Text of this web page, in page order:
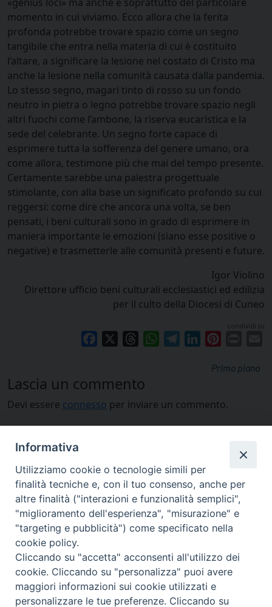
momento in cui viviamo. Ecco allora che la ferita
profonda potrebbe trovare spazio come un segno
tangibile che entra nella materia di cui è costituito
l’altare, a significare la lesione nel costato di Cristo ma
anche la lesione nella comunità causata dalla pandemia.
Lo stesso segno, magari tinto di rosso su un fondo
neutro in pietra o legno potrebbe trovare spazio negli
altri fuochi come l’ambone, la riserva eucaristica e la
sede del celebrante. Un segno forte capace di
esprimere tutta la sofferenza del genere umano, ora
come allora, testimone più che mai del tempo presente.
Certamente sarebbe una palestra progettuale
stimolante, con alla base un significato profondo su cui
reggersi: come dire che ancora una volta, se ben
pensati, i beni culturali sono in grado di esprimere in
maniera importante le emozioni (siano esse positive o
negative) e trasmetterle alle comunità presenti e future.
Igor Violino
Direttore ufficio beni culturali ecclesiastici ed edilizia
per il culto della Diocesi di Cuneo
condividi su
Facebook ThreadsWhatsAppTelegramLinkedIn
Primo piano
Lascia un commento
Devi essere connesso per inviare un commento.
via Amedeo Rossi, 28 - 12100 Cuneo
segreteriagenerale@diocesicuneofossano.it
Informativa
Utilizziamo cookie o tecnologie simili per
finalità tecniche e, con il tuo consenso, anche per
altre finalità ("interazioni e funzionalità semplici",
"miglioramento dell'esperienza", "misurazione" e
"targeting e pubblicità") come specificato nella
cookie policy.
Cliccando su "accetta" acconsenti all'utilizzo dei
cookie. Cliccando su "personalizza" puoi avere
maggiori informazioni sui cookie utilizzati e
personalizzare le tue preferenze. Cliccando su